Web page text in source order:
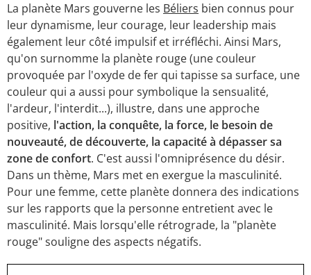
La planète Mars gouverne les Béliers bien connus pour
leur dynamisme, leur courage, leur leadership mais
également leur côté impulsif et irréfléchi. Ainsi Mars,
qu'on surnomme la planète rouge (une couleur
provoquée par l'oxyde de fer qui tapisse sa surface, une
couleur qui a aussi pour symbolique la sensualité,
l'ardeur, l'interdit...), illustre, dans une approche
positive, l'action, la conquête, la force, le besoin de
nouveauté, de découverte, la capacité à dépasser sa
zone de confort. C'est aussi l'omniprésence du désir.
Dans un thème, Mars met en exergue la masculinité.
Pour une femme, cette planète donnera des indications
sur les rapports que la personne entretient avec le
masculinité. Mais lorsqu'elle rétrograde, la "planète
rouge" souligne des aspects négatifs.